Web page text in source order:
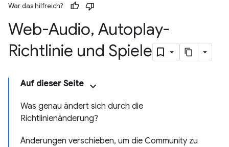
War das hilfreich?
Web-Audio, Autoplay-
Richtlinie und Spiele
Auf dieser Seite
Was genau ändert sich durch die
Richtlinienänderung?
Änderungen verschieben, um die Community zu